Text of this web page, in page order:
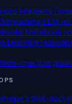
інтелекту
Запускайте LLM
Notebook
Learning
стек для
з root-